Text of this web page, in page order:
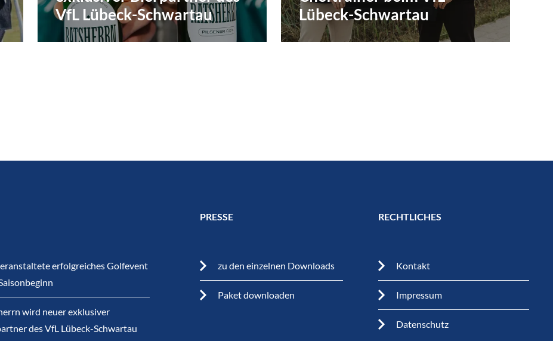
VfL Lübeck-Schwartau
Lübeck-Schwartau
erfolgreiches Golfevent
wird neuer exklusiver
des VfL Lübeck-Schwartau
PRESSE
zu den einzelnen Downloads
Paket downloaden
RECHTLICHES
Kontakt
Impressum
Datenschutz